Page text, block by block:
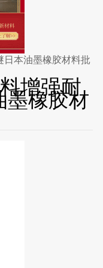
日本油墨橡胶材料批
增强耐
墨橡胶材